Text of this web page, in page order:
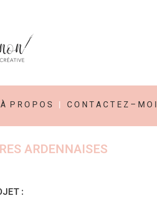
À P R O P O S | C O N T A C T E Z – M O I
ARDENNAISES
: